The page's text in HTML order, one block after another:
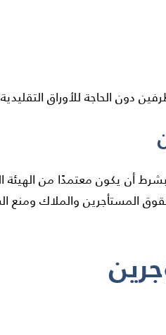
دون الحاجة للأوراق
بشرط أن يكون معتمدًا من الهيئة
المستأجرين والملاك ومنع